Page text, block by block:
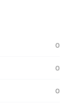
0
0
0